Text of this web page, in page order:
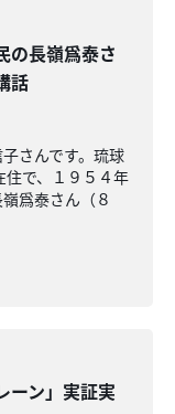
の長嶺爲泰さ
話
さんです。琉球
で、１９５４年
爲泰さん（８
ーン」実証実